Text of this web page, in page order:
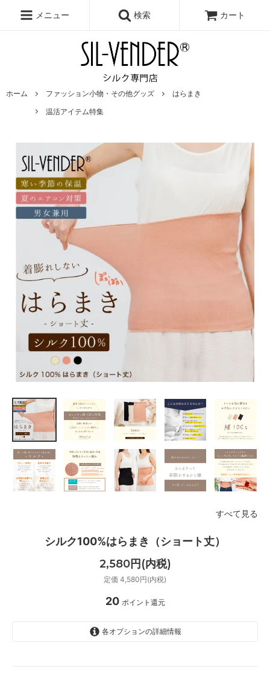
メニュー 検索 カート
ホーム ファッション小物・その他グッズ
はらまき
温活アイテム特集
すべて見る
シルク100%はらまき（ショート丈）
2,580円(内税)
定価 4,580円(内税)
20 ポイント還元
各オプションの詳細情報